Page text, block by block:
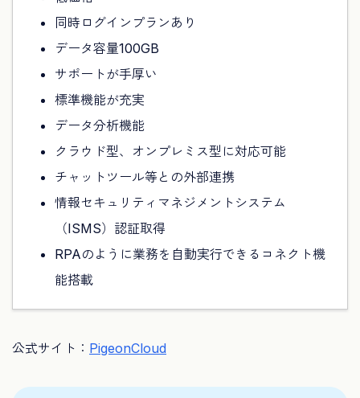
同時ログインプランあり
データ容量100GB
サポートが手厚い
標準機能が充実
データ分析機能
クラウド型、オンプレミス型に対応可能
チャットツール等との外部連携
情報セキュリティマネジメントシステム
（ISMS）認証取得
RPAのように業務を自動実行できるコネクト機
能搭載
公式サイト： PigeonCloud